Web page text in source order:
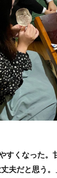
すくなった。
夫だと思う。